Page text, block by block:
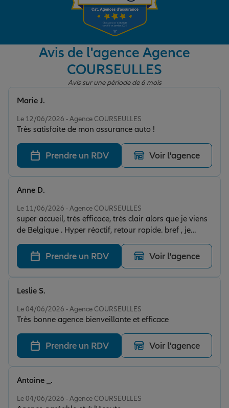
Garantie des accidents de la vie
Assurance scolaire
Retraite
Tous nos devis d'assurance
Avis de l'agence Agence
COURSEULLES
Avis sur une période de 6 mois
Le 12/06/2026 - Agence COURSEULLES
Très satisfaite de mon assurance auto !
Marie J.
Prendre un RDV Voir l'agence
Le 11/06/2026 - Agence COURSEULLES
super accueil, très efficace, très clair alors que je viens
de Belgique . Hyper réactif, retour rapide. bref , je
conseille vivement.
Anne D.
Prendre un RDV Voir l'agence
Le 04/06/2026 - Agence COURSEULLES
Très bonne agence bienveillante et efficace
Leslie S.
Prendre un RDV Voir l'agence
Le 04/06/2026 - Agence COURSEULLES
Antoine _.